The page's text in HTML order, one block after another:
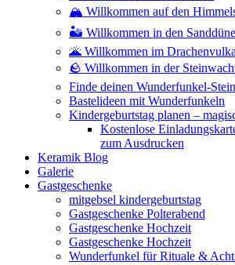
🏔️ Willkommen auf den
🏜️ Willkommen in den
🌋 Willkommen im
🪨 Willkommen in der
Finde deinen Wunderfunkel-Stein
Bastelideen mit Wunderfunkeln
Kindergeburtstag planen –
Kostenlose
zum Ausdrucken
Keramik Blog
Galerie
Gastgeschenke
mitgebsel kindergeburtstag
Gastgeschenke Polterabend
Gastgeschenke Hochzeit
Gastgeschenke Hochzeit
Wunderfunkel für Rituale &